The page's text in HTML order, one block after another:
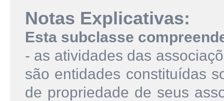
Notas Explicativas:
Esta subclasse
- as atividades das
são entidades constituídas
de propriedade de seus